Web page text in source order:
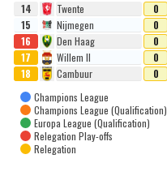
14
Twente 0
15
Nijmegen 0
16
Den Haag 0
17
Willem II 0
18
Cambuur 0
Champions League
Champions League (Qualification)
Europa League (Qualification)
Relegation Play-offs
Relegation